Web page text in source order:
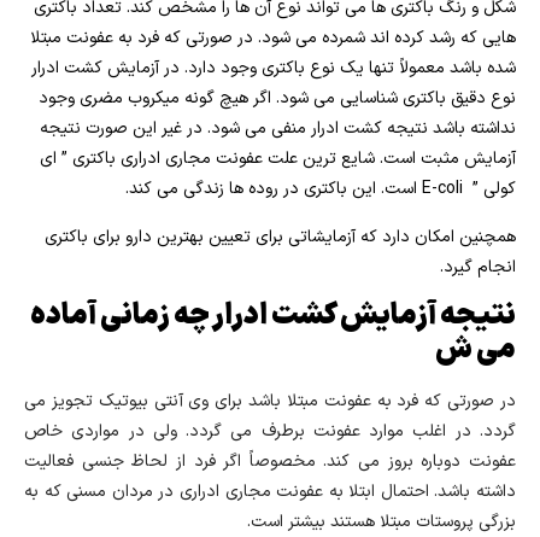
شکل و رنگ باکتری ها می تواند نوع آن ها را مشخص کند. تعداد باکتری
هایی که رشد کرده اند شمرده می شود. در صورتی که فرد به عفونت مبتلا
شده باشد معمولاً تنها یک نوع باکتری وجود دارد. در آزمایش کشت ادرار
نوع دقیق باکتری شناسایی می شود. اگر هیچ گونه میکروب مضری وجود
نداشته باشد نتیجه کشت ادرار منفی می شود. در غیر این صورت نتیجه
آزمایش مثبت است. شایع ترین علت عفونت مجاری ادراری باکتری ” ای
کولی ” E-coli است. این باکتری در روده ها زندگی می کند.
همچنین امکان دارد که آزمایشاتی برای تعیین بهترین دارو برای باکتری
انجام گیرد.
نتیجه آزمایش کشت ادرار چه زمانی آماده
می ش
در صورتی که فرد به عفونت مبتلا باشد برای وی آنتی بیوتیک تجویز می
گردد. در اغلب موارد عفونت برطرف می گردد. ولی در مواردی خاص
عفونت دوباره بروز می کند. مخصوصاً اگر فرد از لحاظ جنسی فعالیت
داشته باشد. احتمال ابتلا به عفونت مجاری ادراری در مردان مسنی که به
بزرگی پروستات مبتلا هستند بیشتر است.